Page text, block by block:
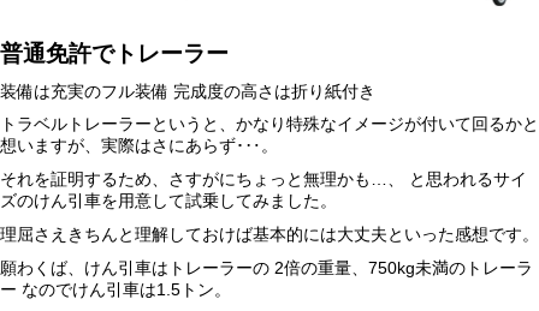
普通免許でトレーラー
装備は充実のフル装備 完成度の高さは折り紙付き
トラベルトレーラーというと、かなり特殊なイメージが付いて回るかと
想いますが、実際はさにあらず･‥。
それを証明するため、さすがにちょっと無理かも…、 と思われるサイ
ズのけん引車を用意して試乗してみました。
理屈さえきちんと理解しておけば基本的には大丈夫といった感想です。
願わくば、けん引車はトレーラーの 2倍の重量、750kg未満のトレーラ
ー なのでけん引車は1.5トン。